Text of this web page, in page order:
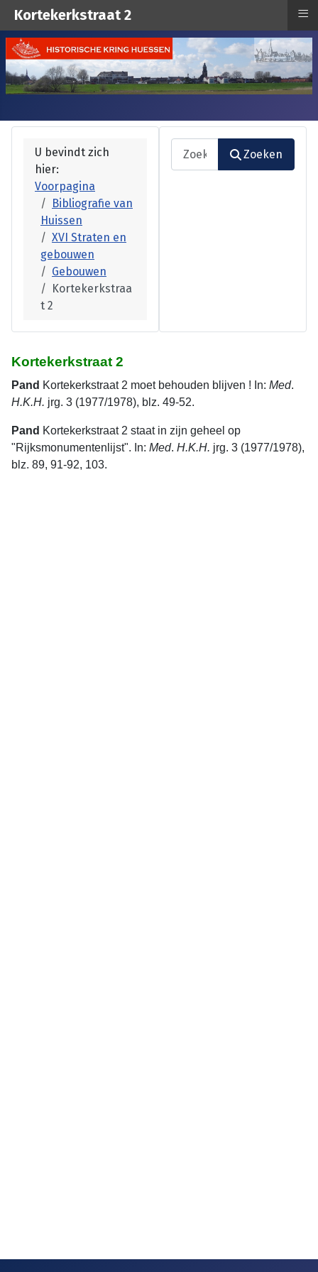
U bevindt zich
hier:
Voorpagina
Bibliografie van
Huissen
XVI Straten en
gebouwen
Gebouwen
Kortekerkstraa
t 2
Zoeken
Zoeken
Kortekerkstraat 2
Pand Kortekerkstraat 2 moet behouden blijven ! In: Med.
H.K.H. jrg. 3 (1977/1978), blz. 49-52.
Pand Kortekerkstraat 2 staat in zijn geheel op
"Rijksmonumentenlijst". In: Med. H.K.H. jrg. 3 (1977/1978),
blz. 89, 91-92, 103.
Kortekerkstraat 2 ≡